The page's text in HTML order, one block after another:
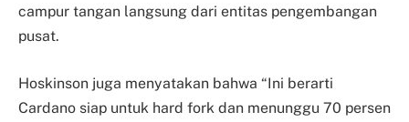
campur tangan langsung dari entitas pengembangan
pusat.
Hoskinson juga menyatakan bahwa “Ini berarti
Cardano siap untuk hard fork dan menunggu 70 persen